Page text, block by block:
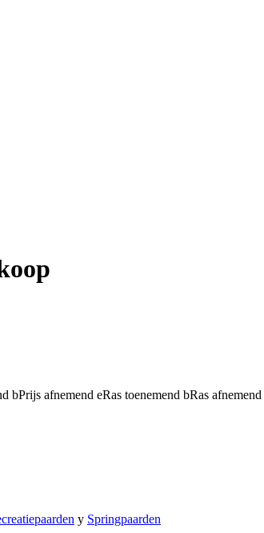
bPrijs afnemend eRas toenemend bRas afnemend
y Springpaarden